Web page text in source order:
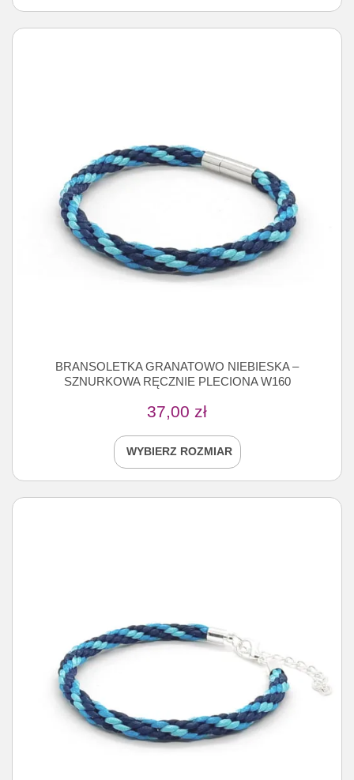
BRANSOLETKA GRANATOWO NIEBIESKA –
SZNURKOWA RĘCZNIE PLECIONA W160
37,00 zł
WYBIERZ ROZMIAR